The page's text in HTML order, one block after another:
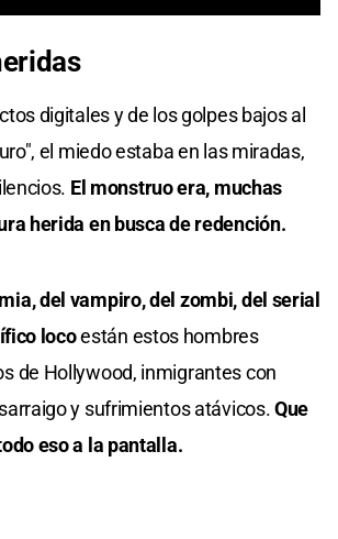
digitales y de los golpes bajos al
el miedo estaba en las miradas,
El monstruo era, muchas
herida en busca de redención.
del vampiro, del zombi, del serial
locoestán estos hombres
de Hollywood, inmigrantes con
y sufrimientos atávicos.Que
eso a la pantalla.